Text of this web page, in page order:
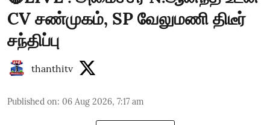
CV சண்முகம், SP வேலுமணி திடீர்
சந்திப்பு
thanthitv
Published on: 06 Aug 2026, 7:17 am